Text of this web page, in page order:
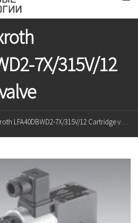
7X/315V/12
LFA40DBWD2-7X/315V/12 Cartridge valve